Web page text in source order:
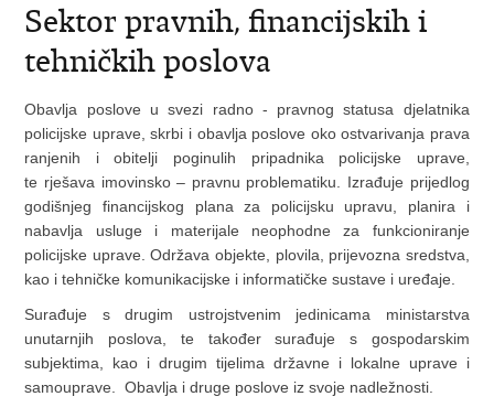
Sektor pravnih, financijskih i
tehničkih poslova
Obavlja poslove u svezi radno - pravnog statusa djelatnika
policijske uprave, skrbi i obavlja poslove oko ostvarivanja prava
ranjenih i obitelji poginulih pripadnika policijske uprave,
te rješava imovinsko – pravnu problematiku. Izrađuje prijedlog
godišnjeg financijskog plana za policijsku upravu, planira i
nabavlja usluge i materijale neophodne za funkcioniranje
policijske uprave. Održava objekte, plovila, prijevozna sredstva,
kao i tehničke komunikacijske i informatičke sustave i uređaje.
Surađuje s drugim ustrojstvenim jedinicama ministarstva
unutarnjih poslova, te također surađuje s gospodarskim
subjektima, kao i drugim tijelima državne i lokalne uprave i
samouprave. Obavlja i druge poslove iz svoje nadležnosti.